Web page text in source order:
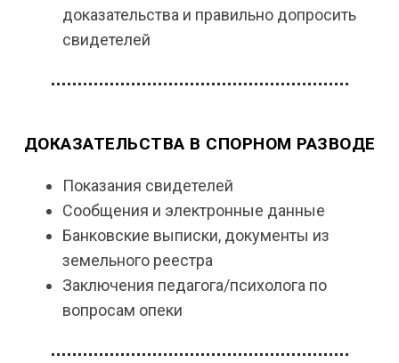
доказательства и правильно допросить
свидетелей
ДОКАЗАТЕЛЬСТВА В СПОРНОМ РАЗВОДЕ
Показания свидетелей
Сообщения и электронные данные
Банковские выписки, документы из
земельного реестра
Заключения педагога/психолога по
вопросам опеки